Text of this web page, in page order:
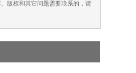
版权和其它问题需要联系的，请